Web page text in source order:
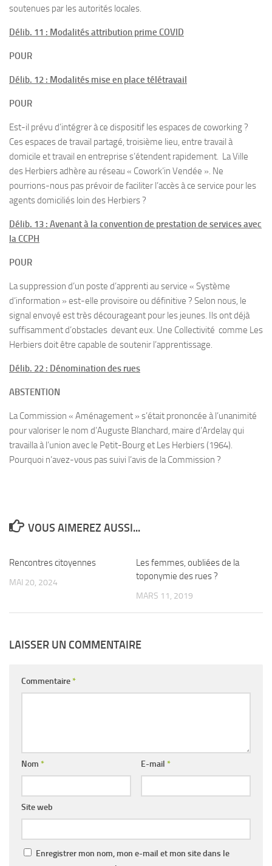
soutenues par les autorités locales.
Délib. 11 : Modalités attribution prime COVID
POUR
Délib. 12 : Modalités mise en place télétravail
POUR
Est-il prévu d’intégrer à ce dispositif les espaces de coworking ?
Ces espaces de travail partagé, troisième lieu, entre travail à
domicile et travail en entreprise s’étendent rapidement. La Ville
des Herbiers adhère au réseau « Cowork’in Vendée ». Ne
pourrions-nous pas prévoir de faciliter l’accès à ce service pour les
agents domiciliés loin des Herbiers ?
Délib. 13 : Avenant à la convention de prestation de services avec
la CCPH
POUR
La suppression d’un poste d’apprenti au service « Système
d’information » est-elle provisoire ou définitive ? Selon nous, le
signal envoyé est très décourageant pour les jeunes. Ils ont déjà
suffisamment d’obstacles devant eux. Une Collectivité comme Les
Herbiers doit être capable de soutenir l’apprentissage.
Délib. 22 : Dénomination des rues
ABSTENTION
La Commission « Aménagement » s’était prononcée à l’unanimité
pour valoriser le nom d’Auguste Blanchard, maire d’Ardelay qui
travailla à l’union avec le Petit-Bourg et Les Herbiers (1964).
Pourquoi n’avez-vous pas suivi l’avis de la Commission ?
VOUS AIMEREZ AUSSI...
Rencontres citoyennes
MAI 20, 2024
Les femmes, oubliées de la
toponymie des rues ?
MARS 11, 2019
LAISSER UN COMMENTAIRE
Commentaire*
Nom * E-mail *
Site web
Enregistrer mon nom, mon e-mail et mon site dans le